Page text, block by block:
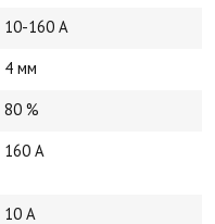
10-160 А
4 мм
80 %
160 А
10 А